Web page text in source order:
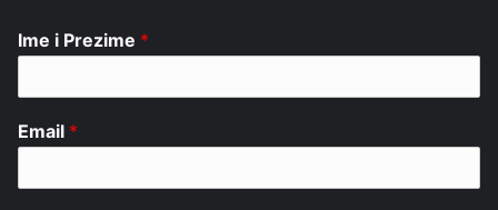
Ime i Prezime *
Email *